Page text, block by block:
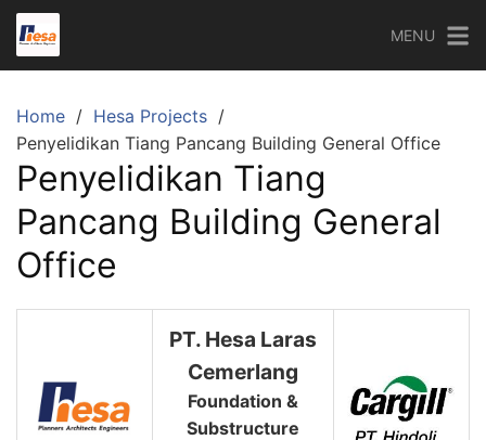
Skip
content
MENU
Home
Hesa Projects
Penyelidikan Tiang Pancang Building General Office
Penyelidikan Tiang
Pancang Building General
Office
PT. Hesa Laras
Cemerlang
Foundation &
Substructure